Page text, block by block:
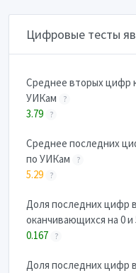
Цифровые тесты
Cреднее вторых цифр
УИКам
?
3.79 ?
Cреднее последних
по УИКам
?
5.29 ?
Доля последних цифр
оканчивающихся на 0
0.167 ?
Доля последних цифр